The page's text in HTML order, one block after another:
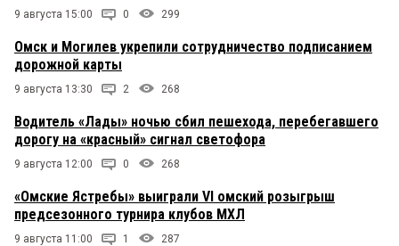
9 августа 15:00 0 299
Омск и Могилев укрепили сотрудничество подписанием
дорожной карты
9 августа 13:30 2 268
Водитель «Лады» ночью сбил пешехода, перебегавшего
дорогу на «красный» сигнал светофора
9 августа 12:00 0 268
«Омские Ястребы» выиграли VI омский розыгрыш
предсезонного турнира клубов МХЛ
9 августа 11:00 1 287